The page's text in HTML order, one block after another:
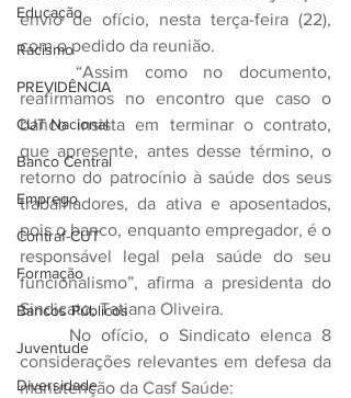
Educação
Racismo
PREVIDÊNCIA
CUT Nacional
Banco Central
Emprego
Contraf-CUT
Formação
Bancos Públicos
Juventude
Diversidade
envio de ofício, nesta terça-feira (22),
com o pedido da reunião.
reafirmamos no encontro que caso o
banco insista em terminar o contrato,
que apresente, antes desse término, o
retorno do patrocínio à saúde dos seus
trabalhadores, da ativa e aposentados,
pois o banco, enquanto empregador, é o
responsável legal pela saúde do seu
funcionalismo”, afirma a presidenta do
Sindicato, Tatiana Oliveira.
considerações relevantes em defesa da
manutenção da Casf Saúde: